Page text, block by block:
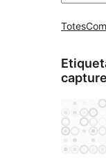
Totes
capture